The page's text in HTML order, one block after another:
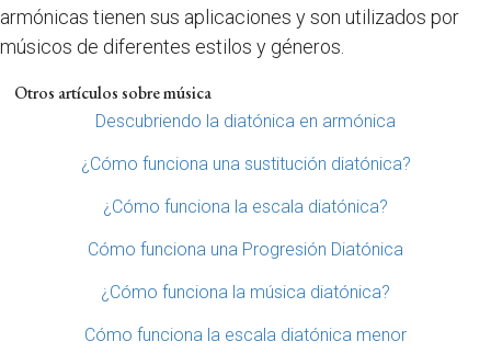
armónicas tienen sus aplicaciones y son utilizados por
músicos de diferentes estilos y géneros.
Otros artículos sobre música
Descubriendo la diatónica en armónica
¿Cómo funciona una sustitución diatónica?
¿Cómo funciona la escala diatónica?
Cómo funciona una Progresión Diatónica
¿Cómo funciona la música diatónica?
Cómo funciona la escala diatónica menor